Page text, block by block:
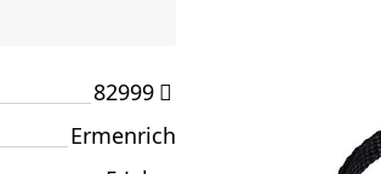
82999
Ermenrich